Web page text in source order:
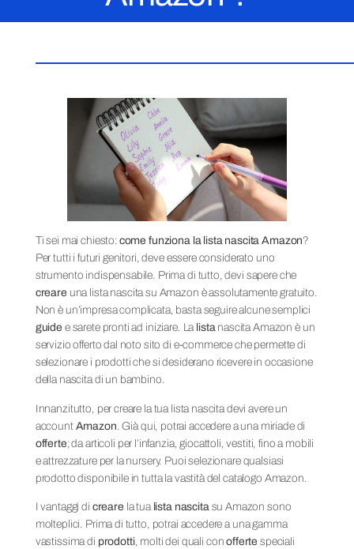
Ti sei mai chiesto: come funziona la lista nascita Amazon?
Per tutti i futuri genitori, deve essere considerato uno
strumento indispensabile. Prima di tutto, devi sapere che
creare una lista nascita su Amazon è assolutamente gratuito.
Non è un’impresa complicata, basta seguire alcune semplici
guide e sarete pronti ad iniziare. La listanascita Amazon è un
servizio offerto dal noto sito di e-commerce che permette di
selezionare i prodotti che si desiderano ricevere in occasione
della nascita di un bambino.
Innanzitutto, per creare la tua lista nascita devi avere un
account Amazon . Già qui, potrai accedere a una miriade di
offerte; da articoli per l’infanzia, giocattoli, vestiti, fino a mobili
e attrezzature per la nursery. Puoi selezionare qualsiasi
prodotto disponibile in tutta la vastità del catalogo Amazon.
I vantaggi di creare la tua lista nascitasu Amazon sono
molteplici. Prima di tutto, potrai accedere a una gamma
vastissima di prodotti, molti dei quali conofferte speciali